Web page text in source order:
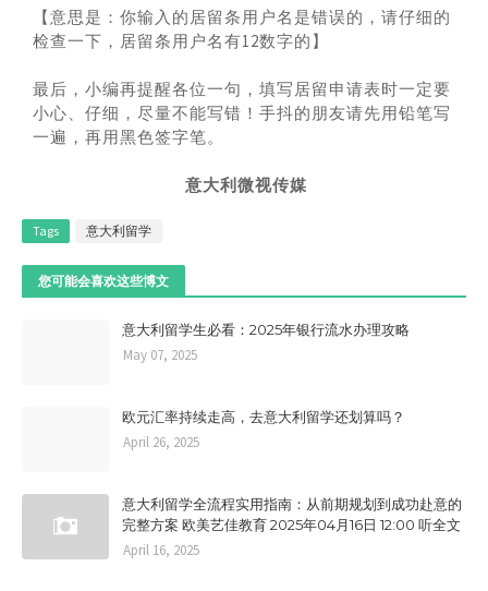
【意思是：你输入的居留条用户名是错误的，请仔细的
检查一下，居留条用户名有12数字的】
最后，小编再提醒各位一句，填写居留申请表时一定要
小心、仔细，尽量不能写错！手抖的朋友请先用铅笔写
一遍，再用黑色签字笔。
意大利微视传媒
Tags 意大利留学
您可能会喜欢这些博文
意大利留学生必看：2025年银行流水办理攻略
May 07, 2025
欧元汇率持续走高，去意大利留学还划算吗？
April 26, 2025
意大利留学全流程实用指南：从前期规划到成功赴意的
完整方案 欧美艺佳教育 2025年04月16日 12:00 听全文
April 16, 2025